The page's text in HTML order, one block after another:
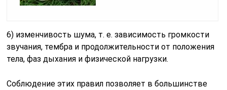
6) изменчивость шума, т. е. зависимость громкости
звучания, тембра и продолжительности от положения
тела, фаз дыхания и физической нагрузки.
Соблюдение этих правил позволяет в большинстве